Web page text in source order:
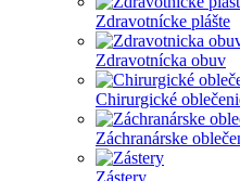
Zdravotnícke plášte
Zdravotnícka obuv
Chirurgické
Záchranárske
Zástery